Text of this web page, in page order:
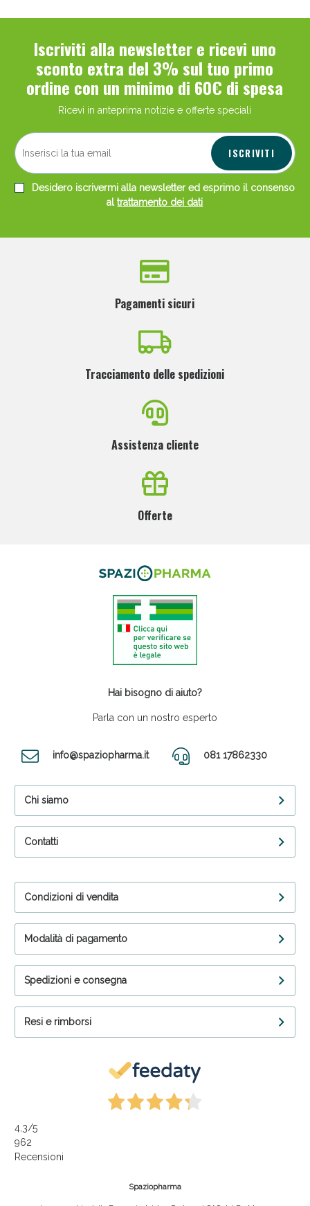
Iscriviti alla newsletter e ricevi uno
sconto extra del 3% sul tuo primo
ordine con un minimo di 60€ di spesa
Ricevi in anteprima notizie e offerte speciali
ISCRIVITI
Desidero iscrivermi alla newsletter ed esprimo il consenso
altrattamento dei dati
Pagamenti sicuri
Tracciamento delle spedizioni
Assistenza cliente
Offerte
Hai bisogno di aiuto?
Parla con un nostro esperto
info@spaziopharma.it 081 17862330
Chi siamo
Contatti
Condizioni di vendita
Modalità di pagamento
Spedizioni e consegna
Resi e rimborsi
4,3/5
962
Recensioni
Spaziopharma